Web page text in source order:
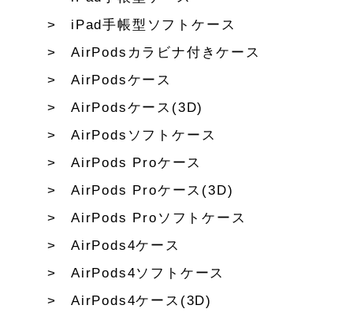
iPad手帳型ソフトケース
AirPodsカラビナ付きケース
AirPodsケース
AirPodsケース(3D)
AirPodsソフトケース
AirPods Proケース
AirPods Proケース(3D)
AirPods Proソフトケース
AirPods4ケース
AirPods4ソフトケース
AirPods4ケース(3D)